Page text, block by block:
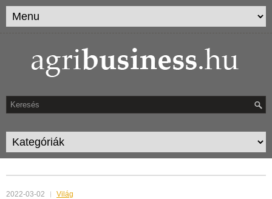
2022-03-02 Világ